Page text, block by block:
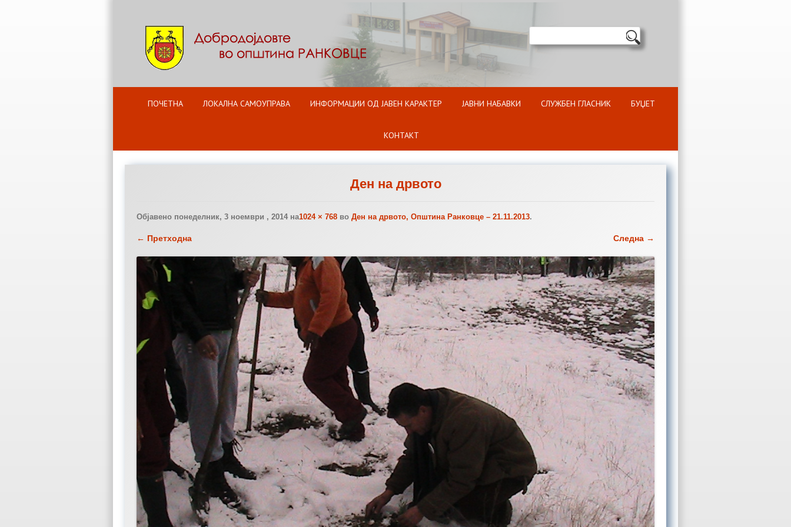
ПОЧЕТНА ЛОКАЛНА САМОУПРАВА ИНФОРМАЦИИ ОД ЈАВЕН КАРАКТЕР ЈАВНИ НАБАВКИ СЛУЖБЕН ГЛАСНИК БУЏЕТ
КОНТАКТ
Ден на дрвото
Објавено понеделник, 3 ноември , 2014 на1024 × 768 во Ден на дрвото, Општина Ранковце – 21.11.2013.
← Претходна Следна →